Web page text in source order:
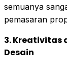
semuanya
pemasaran
3. Kreativitas
Desain